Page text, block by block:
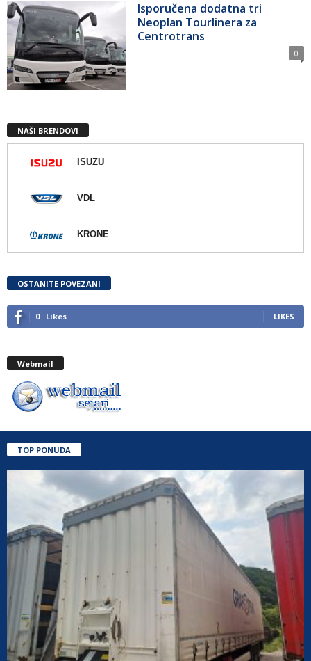
Isporučena dodatna tri
Neoplan Tourlinera za
Centrotrans
0
NAŠI BRENDOVI
ISUZU
VDL
KRONE
OSTANITE POVEZANI
0 Likes LIKES
Webmail
TOP PONUDA